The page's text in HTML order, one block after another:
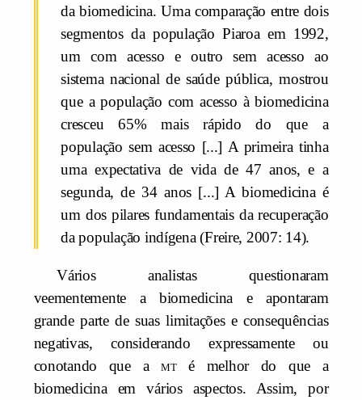
da biomedicina. Uma comparação entre dois
segmentos da população Piaroa em 1992,
um com acesso e outro sem acesso ao
sistema nacional de saúde pública, mostrou
que a população com acesso à biomedicina
cresceu 65% mais rápido do que a
população sem acesso [...] A primeira tinha
uma expectativa de vida de 47 anos, e a
segunda, de 34 anos [...] A biomedicina é
um dos pilares fundamentais da recuperação
da população indígena (Freire, 2007: 14).
Vários analistas questionaram
veementemente a biomedicina e apontaram
grande parte de suas limitações e consequências
negativas, considerando expressamente ou
conotando que amté melhor do que a
biomedicina em vários aspectos. Assim, por